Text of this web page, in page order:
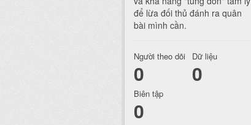
để lừa đối thủ đánh ra quân
bài mình cần.
Người theo dõi
0
Dữ liệu
0
Biên tập
0